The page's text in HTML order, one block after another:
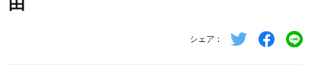
シェア